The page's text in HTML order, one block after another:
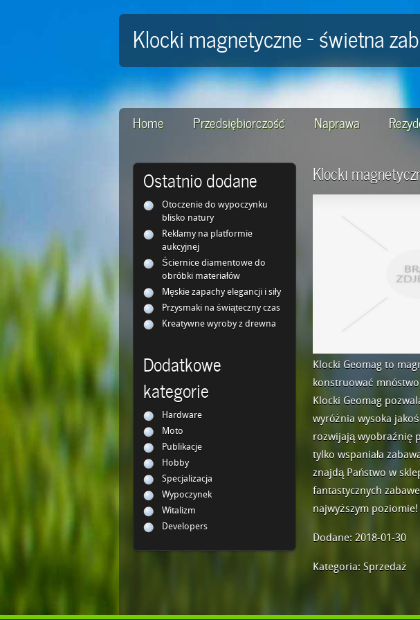
Klocki magnetyczne - świetna
Home Przedsiębiorczość Naprawa
Ostatnio dodane
Otoczenie do wypoczynku
blisko natury
Reklamy na platformie
aukcyjnej
Ściernice diamentowe do
obróbki materiałów
Męskie zapachy elegancji i siły
Przysmaki na świąteczny czas
Kreatywne wyroby z drewna
Dodatkowe
kategorie
Hardware
Moto
Publikacje
Hobby
Specjalizacja
Wypoczynek
Witalizm
Developers
Klocki
Klocki Geomag to
konstruować
Klocki Geomag
wyróżnia wysoka
rozwijają wyobraźnię
tylko wspaniała
znajdą Państwo w
fantastycznych
najwyższym poziomie!
Dodane: 2018-01-30
Kategoria: Sprzedaż